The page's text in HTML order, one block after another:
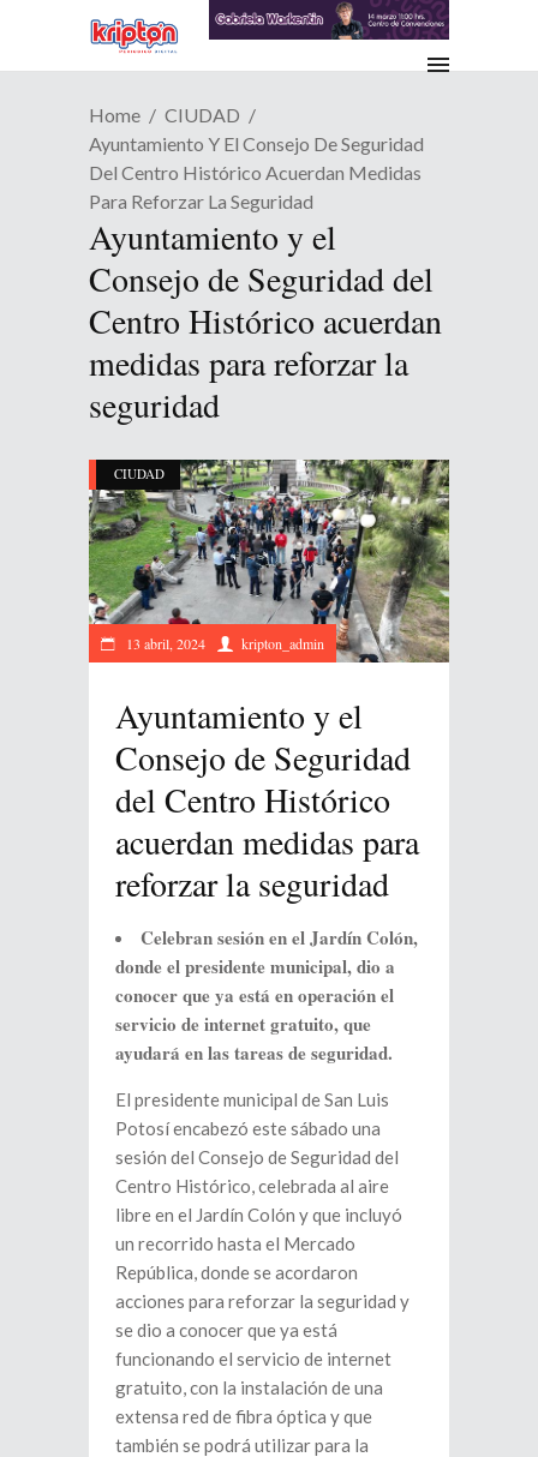
Home
CIUDAD
Ayuntamiento Y El Consejo De Seguridad
Del Centro Histórico Acuerdan Medidas
Para Reforzar La Seguridad
Ayuntamiento y el
Consejo de Seguridad del
Centro Histórico acuerdan
medidas para reforzar la
seguridad
CIUDAD
13 abril, 2024 kripton_admin
Ayuntamiento y el
Consejo de Seguridad
del Centro Histórico
acuerdan medidas para
reforzar la seguridad
Celebran sesión en el Jardín Colón,
donde el presidente municipal, dio a
conocer que ya está en operación el
servicio de internet gratuito, que
ayudará en las tareas de seguridad.
El presidente municipal de San Luis
Potosí encabezó este sábado una
sesión del Consejo de Seguridad del
Centro Histórico, celebrada al aire
libre en el Jardín Colón y que incluyó
un recorrido hasta el Mercado
República, donde se acordaron
acciones para reforzar la seguridad y
se dio a conocer que ya está
funcionando el servicio de internet
gratuito, con la instalación de una
extensa red de fibra óptica y que
también se podrá utilizar para la